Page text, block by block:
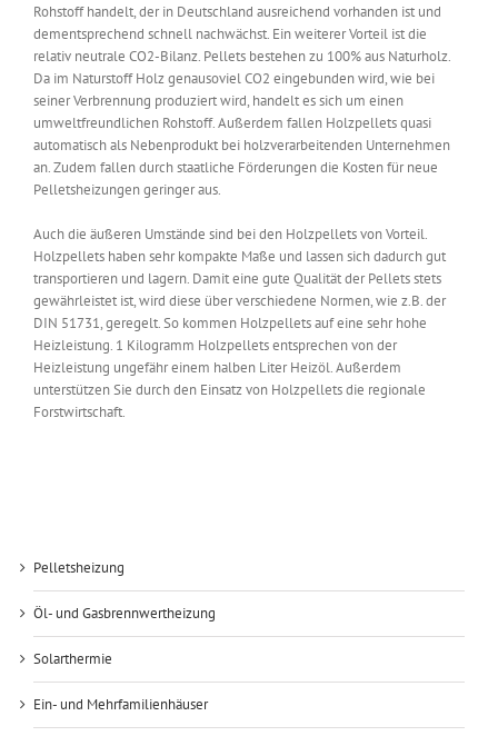
Rohstoff handelt, der in Deutschland ausreichend vorhanden ist und
dementsprechend schnell nachwächst. Ein weiterer Vorteil ist die
relativ neutrale CO2-Bilanz. Pellets bestehen zu 100% aus Naturholz.
Da im Naturstoff Holz genausoviel CO2 eingebunden wird, wie bei
seiner Verbrennung produziert wird, handelt es sich um einen
umweltfreundlichen Rohstoff. Außerdem fallen Holzpellets quasi
automatisch als Nebenprodukt bei holzverarbeitenden Unternehmen
an. Zudem fallen durch staatliche Förderungen die Kosten für neue
Pelletsheizungen geringer aus.
Auch die äußeren Umstände sind bei den Holzpellets von Vorteil.
Holzpellets haben sehr kompakte Maße und lassen sich dadurch gut
transportieren und lagern. Damit eine gute Qualität der Pellets stets
gewährleistet ist, wird diese über verschiedene Normen, wie z.B. der
DIN 51731, geregelt. So kommen Holzpellets auf eine sehr hohe
Heizleistung. 1 Kilogramm Holzpellets entsprechen von der
Heizleistung ungefähr einem halben Liter Heizöl. Außerdem
unterstützen Sie durch den Einsatz von Holzpellets die regionale
Forstwirtschaft.
Pelletsheizung
Öl- und Gasbrennwertheizung
Solarthermie
Ein- und Mehrfamilienhäuser